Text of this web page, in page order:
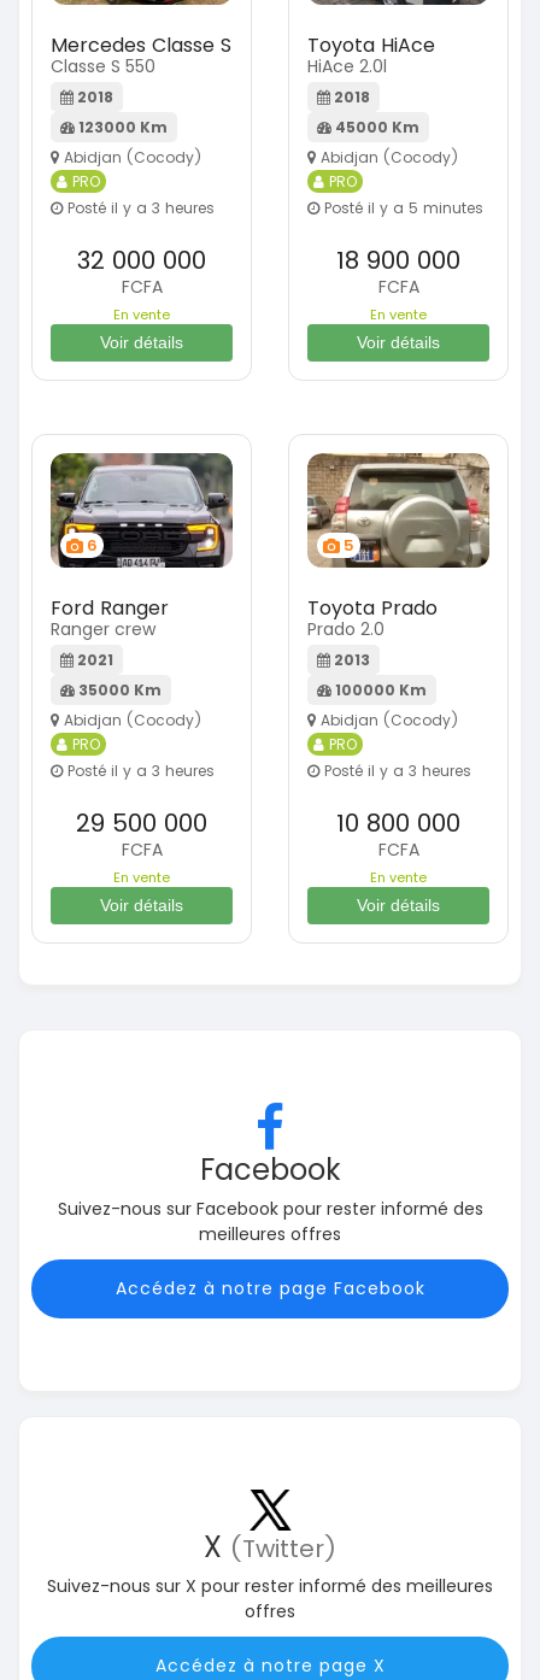
Mercedes Classe S
Classe S 550
2018
123000 Km
Abidjan (Cocody)
PRO
Posté il y a 3 heures
32 000 000
FCFA
En vente
Voir détails
Toyota HiAce
HiAce 2.0l
2018
45000 Km
Abidjan (Cocody)
PRO
Posté il y a 5 minutes
18 900 000
FCFA
En vente
Voir détails
6
Ford Ranger
Ranger crew
2021
35000 Km
Abidjan (Cocody)
PRO
Posté il y a 3 heures
29 500 000
FCFA
En vente
Voir détails
5
Toyota Prado
Prado 2.0
2013
100000 Km
Abidjan (Cocody)
PRO
Posté il y a 3 heures
10 800 000
FCFA
En vente
Voir détails
Facebook
Suivez-nous sur Facebook pour rester informé des
meilleures offres
Accédez à notre page Facebook
X (Twitter)
Suivez-nous sur X pour rester informé des meilleures
offres
Accédez à notre page X